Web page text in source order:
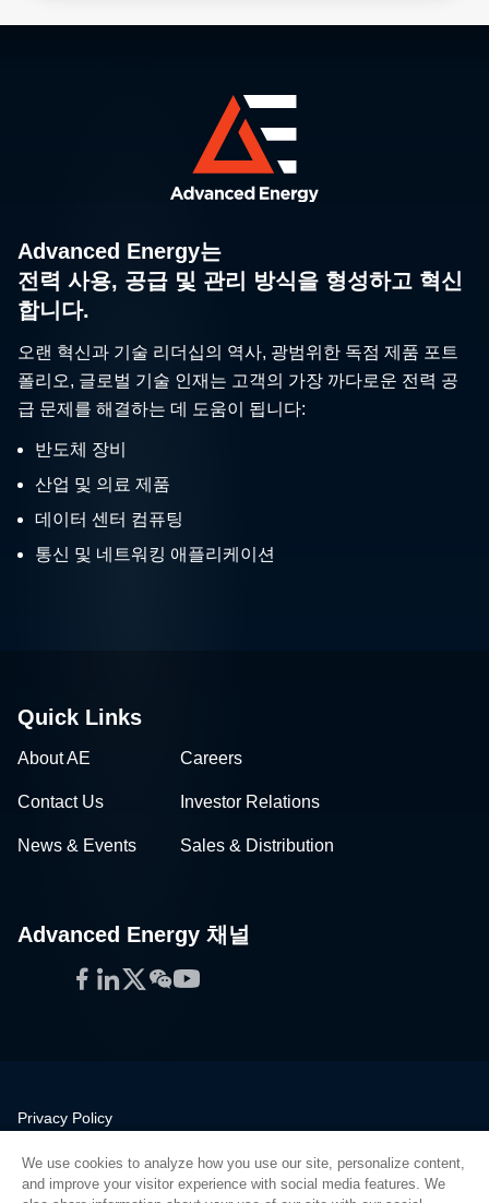
Advanced Energy는
전력 사용, 공급 및 관리 방식을 형성하고 혁신
합니다.
오랜 혁신과 기술 리더십의 역사, 광범위한 독점 제품 포트
폴리오, 글로벌 기술 인재는 고객의 가장 까다로운 전력 공
급 문제를 해결하는 데 도움이 됩니다:
반도체 장비
산업 및 의료 제품
데이터 센터 컴퓨팅
통신 및 네트워킹 애플리케이션
Quick Links
About AE Careers
Contact Us Investor Relations
News & Events Sales & Distribution
Advanced Energy 채널
Facebook
LinkedIn
Twitter
WeChat
YouTube
Privacy Policy
Quality
Sitemap
We use cookies to analyze how you use our site, personalize content,
and improve your visitor experience with social media features. We